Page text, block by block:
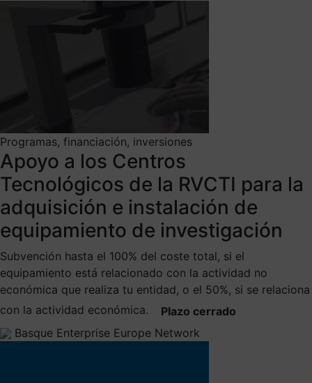
Programas, financiación, inversiones
Apoyo a los Centros
Tecnológicos de la RVCTI para la
adquisición e instalación de
equipamiento de investigación
Subvención hasta el 100% del coste total, si el
equipamiento está relacionado con la actividad no
económica que realiza tu entidad, o el 50%, si se relaciona
con la actividad económica.
Plazo cerrado
Basque Enterprise Europe Network